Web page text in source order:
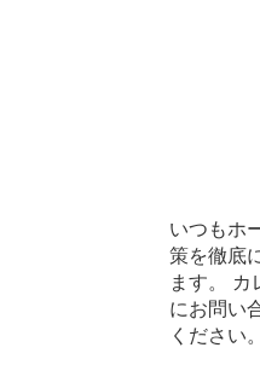
いつもホ
策を徹底
ます。 カ
にお問い
ください